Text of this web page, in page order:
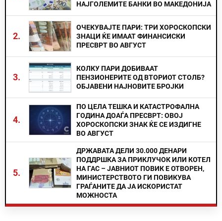
НАЈГОЛЕМИТЕ БАНКИ ВО МАКЕДОНИЈА
2.
ОЧЕКУВАЈТЕ ПАРИ: ТРИ ХОРОСКОПСКИ
ЗНАЦИ ЌЕ ИМААТ ФИНАНСИСКИ
ПРЕСВРТ ВО АВГУСТ
3.
КОЛКУ ПАРИ ДОБИВААТ
ПЕНЗИОНЕРИТЕ ОД ВТОРИОТ СТОЛБ?
ОБЈАВЕНИ НАЈНОВИТЕ БРОЈКИ
4.
ПО ЦЕЛА ТЕШКА И КАТАСТРОФАЛНА
ГОДИНА ДОАЃА ПРЕСВРТ: ОВОЈ
ХОРОСКОПСКИ ЗНАК ЌЕ СЕ ИЗДИГНЕ
ВО АВГУСТ
5.
ДРЖАВАТА ДЕЛИ 30.000 ДЕНАРИ
ПОДДРШКА ЗА ПРИКЛУЧОК ИЛИ КОТЕЛ
НА ГАС – ЈАВНИОТ ПОВИК Е ОТВОРЕН,
МИНИСТЕРСТВОТО ГИ ПОВИКУВА
ГРАЃАНИТЕ ДА ЈА ИСКОРИСТАТ
МОЖНОСТА